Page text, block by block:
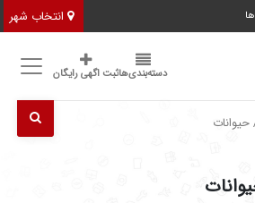
انتخاب شهر
دسته‌بندی‌هاثبت اگهی رایگان